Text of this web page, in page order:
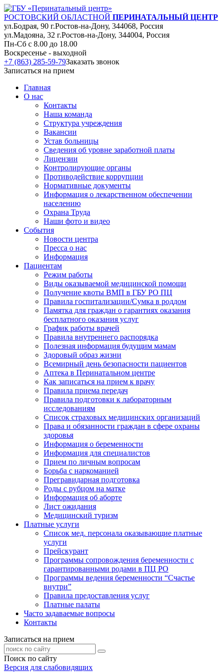
РОСТОВСКИЙ ОБЛАСТНОЙ ПЕРИНАТАЛЬНЫЙ ЦЕНТР
ул.Бодрая, 90 г.Ростов-на-Дону, 344068, Россия
ул.Мадояна, 32 г.Ростов-на-Дону, 344004, Россия
Пн-Сб с 8.00 до 18.00
Воскресенье - выходной
+7 (863) 285-59-79Заказать звонок
Записаться на прием
Главная
О нас
Контакты
Наша команда
Структура учреждения
Вакансии
Устав больницы
Сведения об уровне заработной платы
Лицензии
Контролирующие органы
Противодействие коррупции
Нормативные документы
Информация о лекарственном обеспечении
населению
Охрана Труда
Наши фото и видео
События
Новости центра
Пресса о нас
Информация
Пациентам
Режим работы
Виды оказываемой медицинской помощи
Получение квоты ВМП в ГБУ РО ПЦ
Правила госпитализации/Сумка в роддом
Памятка для граждан о гарантиях оказания
бесплатного оказания услуг
График работы врачей
Правила внутреннего распорядка
Полезная информация будущим мамам
Здоровый образ жизни
Всемирный день безопасности пациентов
Аптека в Перинатальном центре
Как записаться на прием к врачу
Правила приема передач
Правила подготовки к лабораторным
исследованиям
Список страховых медицинских организаций
Права и обязанности граждан в сфере охраны
здоровья
Информация о беременности
Информация для специалистов
Прием по личным вопросам
Борьба с наркоманией
Прегравидарная подготовка
Роды с рубцом на матке
Информация об аборте
Лист ожидания
Медицинский туризм
Платные услуги
Список мед. персонала оказывающие платные
услуги
Прейскурант
Программы сопровождения беременности с
гарантированными родами в ПЦ РО
Программы ведения беременности “Счастье
внутри”
Правила предоставления услуг
Платные палаты
Часто задаваемые вопросы
Контакты
Записаться на прием
Поиск по сайту
Версия для слабовидящих